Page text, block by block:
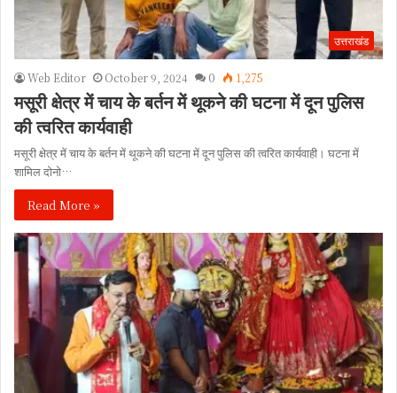
उत्तराखंड
Web Editor October 9, 2024 0 1,275
मसूरी क्षेत्र में चाय के बर्तन में थूकने की घटना में दून पुलिस
की त्वरित कार्यवाही
मसूरी क्षेत्र में चाय के बर्तन में थूकने की घटना में दून पुलिस की त्वरित कार्यवाही। घटना में
शामिल दोनो…
Read More »